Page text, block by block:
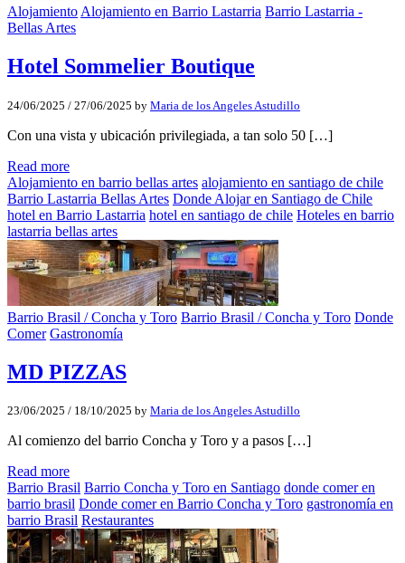
Alojamiento Alojamiento en Barrio Lastarria Barrio Lastarria -
Bellas Artes
Hotel Sommelier Boutique
24/06/2025 / 27/06/2025 by Maria de los Angeles Astudillo
Con una vista y ubicación privilegiada, a tan solo 50 […]
Read more
Alojamiento en barrio bellas artes alojamiento en santiago de chile
Barrio Lastarria Bellas Artes Donde Alojar en Santiago de Chile
hotel en Barrio Lastarria hotel en santiago de chile Hoteles en barrio
lastarria bellas artes
Barrio Brasil / Concha y Toro Barrio Brasil / Concha y Toro Donde
Comer Gastronomía
MD PIZZAS
23/06/2025 / 18/10/2025 by Maria de los Angeles Astudillo
Al comienzo del barrio Concha y Toro y a pasos […]
Read more
Barrio Brasil Barrio Concha y Toro en Santiago donde comer en
barrio brasil Donde comer en Barrio Concha y Toro gastronomía en
barrio Brasil Restaurantes